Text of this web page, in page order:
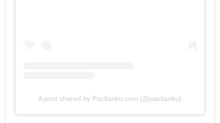
A post shared by Pacitanku.com (@pacitanku)